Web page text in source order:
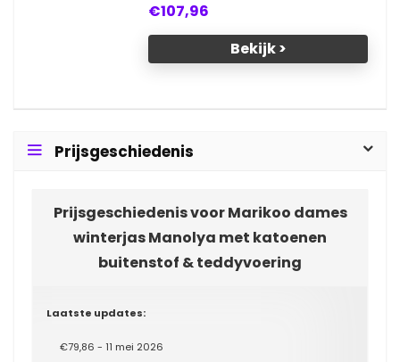
€107,96
Bekijk >
Prijsgeschiedenis
Prijsgeschiedenis voor Marikoo dames
winterjas Manolya met katoenen
buitenstof & teddyvoering
Laatste updates:
€79,86 - 11 mei 2026